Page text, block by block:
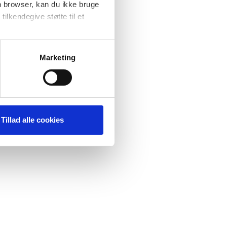
kan du ikke bruge
støtte til et
forbedre
Marketing
Tillad alle cookies